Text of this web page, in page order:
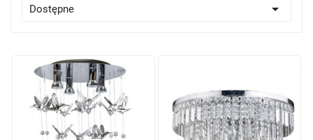
Dostępne 